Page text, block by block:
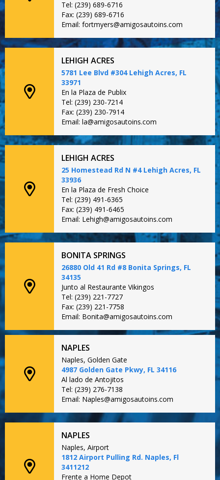
Tel: (239) 689-6716
Fax: (239) 689-6716
Email: fortmyers@amigosautoins.com
LEHIGH ACRES
5781 Lee Blvd #304 Lehigh Acres, FL
33971
En la Plaza de Publix
Tel: (239) 230-7214
Fax: (239) 230-7914
Email: la@amigosautoins.com
LEHIGH ACRES
25 Homestead Rd N #4 Lehigh Acres, FL
33936
En la Plaza de Fresh Choice
Tel: (239) 491-6365
Fax: (239) 491-6465
Email: Lehigh@amigosautoins.com
BONITA SPRINGS
26880 Old 41 Rd #8 Bonita Springs, FL
34135
Junto al Restaurante Vikingos
Tel: (239) 221-7727
Fax: (239) 221-7758
Email: Bonita@amigosautoins.com
NAPLES
Naples, Golden Gate
4987 Golden Gate Pkwy, FL 34116
Al lado de Antojitos
Tel: (239) 276-7138
Email: Naples@amigosautoins.com
NAPLES
Naples, Airport
1812 Airport Pulling Rd. Naples, Fl
3411212
Frente a Home Depot